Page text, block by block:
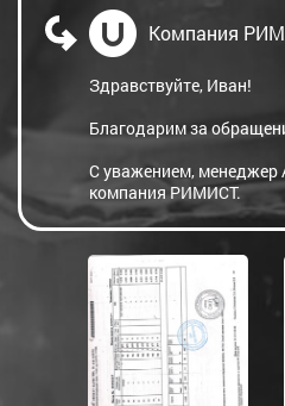
Компания
Здравствуйте, Иван!
Благодарим за
С уважением, менеджер
компания РИМИСТ.